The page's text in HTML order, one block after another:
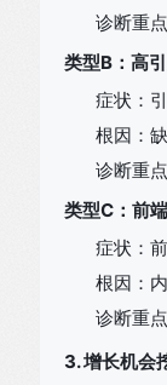
诊断重
类型B：高
症状：
根因：
诊断重
类型C：前
症状：
根因：
诊断重
3. 增长机会